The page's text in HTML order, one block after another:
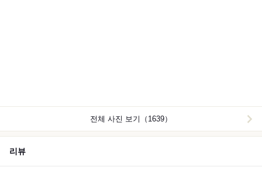
전체 사진 보기（1639）
리뷰